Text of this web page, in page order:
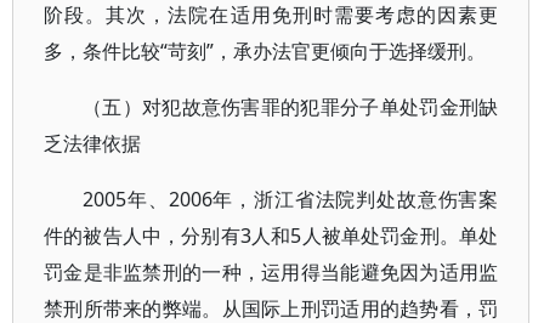
阶段。其次，法院在适用免刑时需要考虑的因素更
多，条件比较“苛刻”，承办法官更倾向于选择缓刑。
（五）对犯故意伤害罪的犯罪分子单处罚金刑缺
乏法律依据
2005年、2006年，浙江省法院判处故意伤害案
件的被告人中，分别有3人和5人被单处罚金刑。单处
罚金是非监禁刑的一种，运用得当能避免因为适用监
禁刑所带来的弊端。从国际上刑罚适用的趋势看，罚